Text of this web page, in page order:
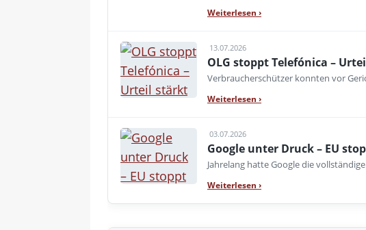
Weiterlesen ›
13.07.2026
OLG stoppt Telefónica –
Verbraucherschützer konnten vor
Weiterlesen ›
03.07.2026
Google unter Druck – EU
Jahrelang hatte Google die
Weiterlesen ›